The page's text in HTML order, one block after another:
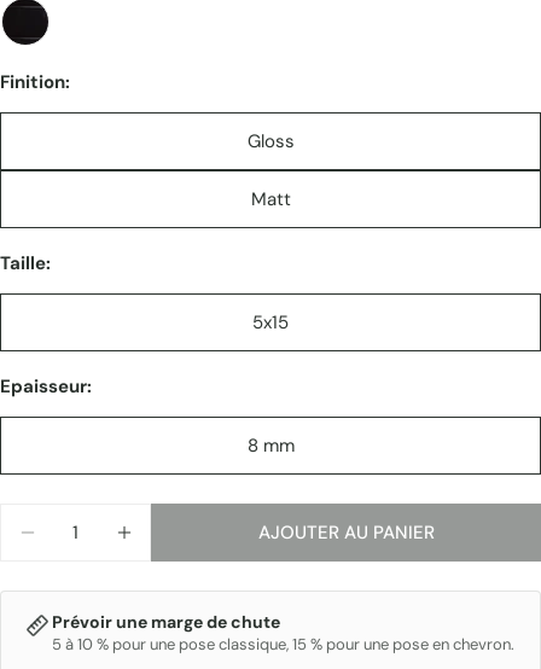
Finition:
Gloss
Matt
Taille:
5x15
Epaisseur:
8 mm
AJOUTER AU PANIER
Prévoir une marge de chute
5 à 10 % pour une pose classique, 15 % pour une pose en chevron.
Les champs marqués * sont obligatoires.